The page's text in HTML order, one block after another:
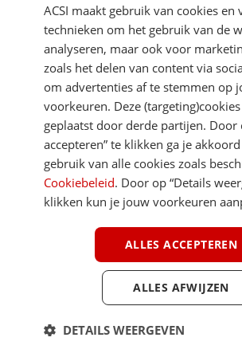
DIRECT NAAR
MEER ACSI FREELIFE
voorbehouden
ACSI maakt gebruik van cookies en
technieken om het gebruik van de
analyseren, maar ook voor
zoals het delen van content via
om advertenties af te stemmen op
voorkeuren. Deze
geplaatst door derde partijen. Door
accepteren” te klikken ga je
gebruik van alle cookies zoals
Cookiebeleid. Door op “Details
klikken kun je jouw voorkeuren
ALLES ACCEPTEREN
ALLES AFWIJZEN
DETAILS WEERGEVEN